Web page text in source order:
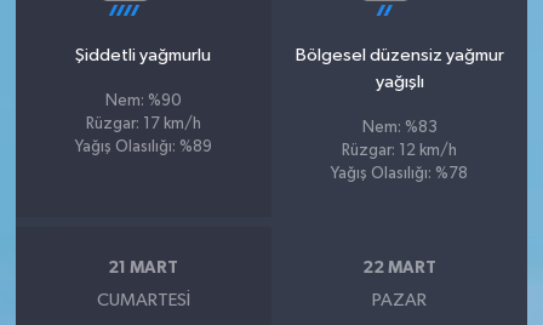
Şiddetli yağmurlu
Nem: %90
Rüzgar: 17 km/h
Yağış Olasılığı: %89
Bölgesel düzensiz yağmur
yağışlı
Nem: %83
Rüzgar: 12 km/h
Yağış Olasılığı: %78
21 MART
CUMARTESI
22 MART
PAZAR